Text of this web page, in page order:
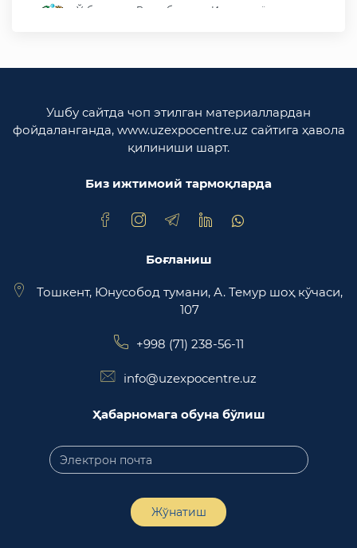
Ўзбекистон Республикаси Иқтисодиёт ва
вазирлиги
Қонунчилик палатаси
Ўзбекистон Республикаси Адлия вазирлиги
Trade Uzbekistan миллий экспортбоп савдо
Ушбу сайтда чоп этилган материаллардан
фойдаланганда, www.uzexpocentre.uz сайтига ҳавола
қилиниши шарт.
Биз ижтимоий тармоқларда
Боғланиш
Тошкент, Юнусобод тумани, А. Темур шоҳ кўчаси,
107
+998 (71) 238-56-11
info@uzexpocentre.uz
Ҳабарномага обуна бўлиш
Жўнатиш